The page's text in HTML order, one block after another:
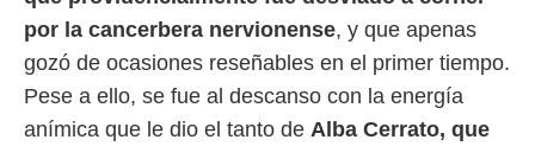
por la cancerbera nervionense, y que apenas
gozó de ocasiones reseñables en el primer tiempo.
Pese a ello, se fue al descanso con la energía
anímica que le dio el tanto de Alba Cerrato, que